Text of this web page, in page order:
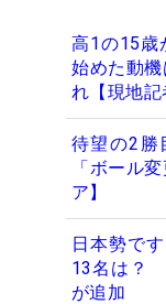
高1の15歳
始めた動
れ【現地記
待望の2勝
「ボール
ア】
日本勢で
13名は？
が追加